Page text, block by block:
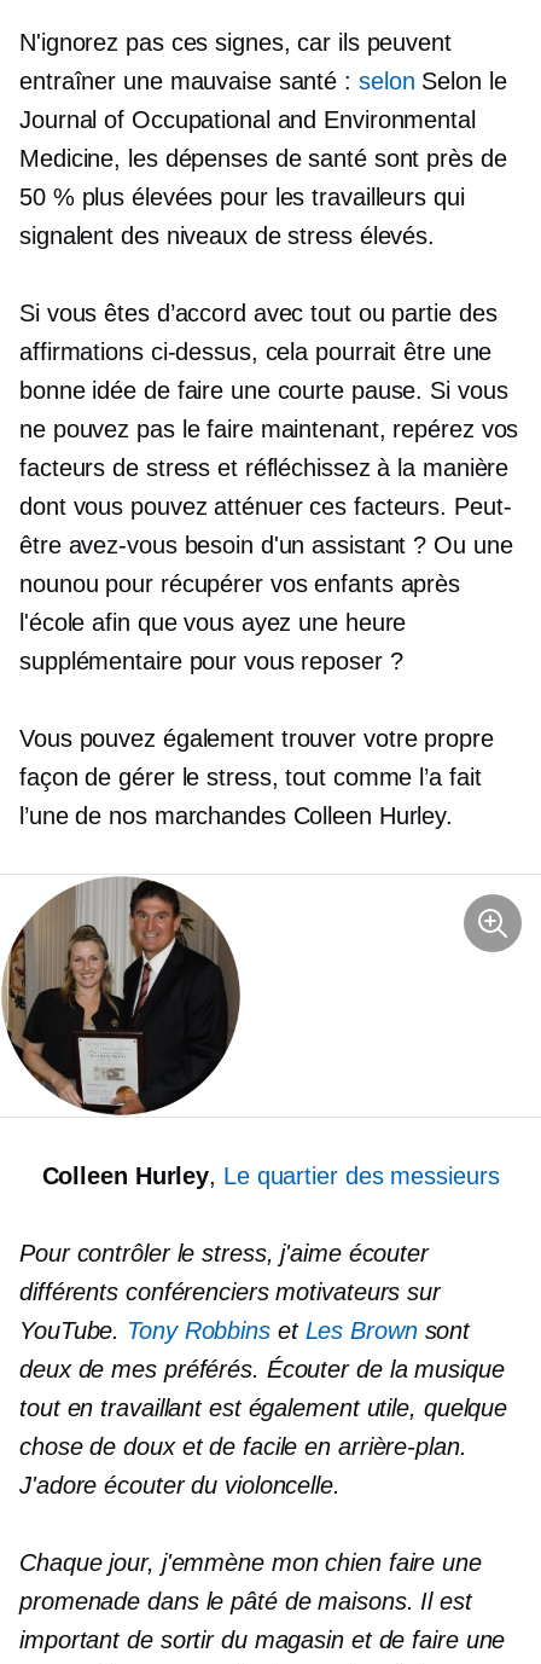
N'ignorez pas ces signes, car ils peuvent
entraîner une mauvaise santé : selon Selon le
Journal of Occupational and Environmental
Medicine, les dépenses de santé sont près de
50 % plus élevées pour les travailleurs qui
signalent des niveaux de stress élevés.
Si vous êtes d’accord avec tout ou partie des
affirmations ci-dessus, cela pourrait être une
bonne idée de faire une courte pause. Si vous
ne pouvez pas le faire maintenant, repérez vos
facteurs de stress et réfléchissez à la manière
dont vous pouvez atténuer ces facteurs. Peut-
être avez-vous besoin d'un assistant ? Ou une
nounou pour récupérer vos enfants après
l'école afin que vous ayez une heure
supplémentaire pour vous reposer ?
Vous pouvez également trouver votre propre
façon de gérer le stress, tout comme l’a fait
l’une de nos marchandes Colleen Hurley.
Colleen Hurley, Le quartier des messieurs
Pour contrôler le stress, j'aime écouter
différents conférenciers motivateurs sur
YouTube. Tony Robbinset Les Brownsont
deux de mes préférés. Écouter de la musique
tout en travaillant est également utile, quelque
chose de doux et de facile en arrière-plan.
J'adore écouter du violoncelle.
Chaque jour, j'emmène mon chien faire une
promenade dans le pâté de maisons. Il est
important de sortir du magasin et de faire une